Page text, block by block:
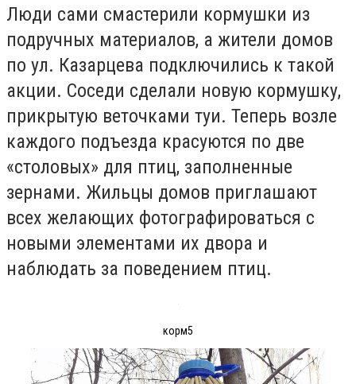
Люди сами смастерили кормушки из
подручных материалов, а жители домов
по ул. Казарцева подключились к такой
акции. Соседи сделали новую кормушку,
прикрытую веточками туи. Теперь возле
каждого подъезда красуются по две
«столовых» для птиц, заполненные
зернами. Жильцы домов приглашают
всех желающих фотографироваться с
новыми элементами их двора и
наблюдать за поведением птиц.
корм5